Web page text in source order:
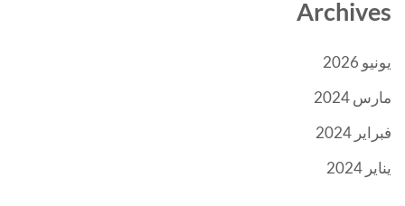
Archives
يونيو 2026
مارس 2024
فبراير 2024
يناير 2024